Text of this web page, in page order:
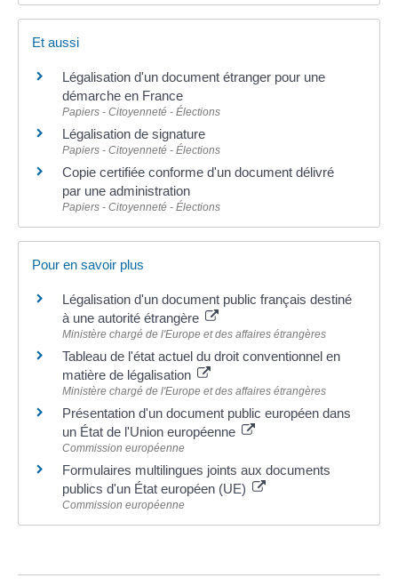
Et aussi
Légalisation d'un document étranger pour une
démarche en France
Papiers - Citoyenneté - Élections
Légalisation de signature
Papiers - Citoyenneté - Élections
Copie certifiée conforme d'un document délivré
par une administration
Papiers - Citoyenneté - Élections
Pour en savoir plus
Légalisation d'un document public français destiné
à une autorité étrangère
Ministère chargé de l'Europe et des affaires étrangères
Tableau de l'état actuel du droit conventionnel en
matière de légalisation
Ministère chargé de l'Europe et des affaires étrangères
Présentation d'un document public européen dans
un État de l'Union européenne
Commission européenne
Formulaires multilingues joints aux documents
publics d'un État européen (UE)
Commission européenne